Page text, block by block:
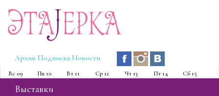
ЭтаJерка
Архив Подписка Новости
Вс 09 Пн 10 Вт 11 Ср 12 Чт 13 Пт 14 Сб 15
выставки